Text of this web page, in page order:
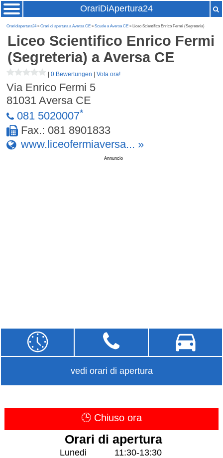
OrariDiApertura24
Oraridiapertura24»Orari di apertura a Aversa CE »Scuole a Aversa CE » Liceo Scientifico Enrico Fermi (Segreteria)
Liceo Scientifico Enrico Fermi
(Segreteria) a Aversa CE
|0 Bewertungen |Vota ora!
Via Enrico Fermi 5
81031 Aversa CE
081 5020007*
Fax.: 081 8901833
www.liceofermiaversa... »
Annuncio
vedi orari di apertura
🕒 Chiuso ora
Orari di apertura
Lunedi
11:30-13:30